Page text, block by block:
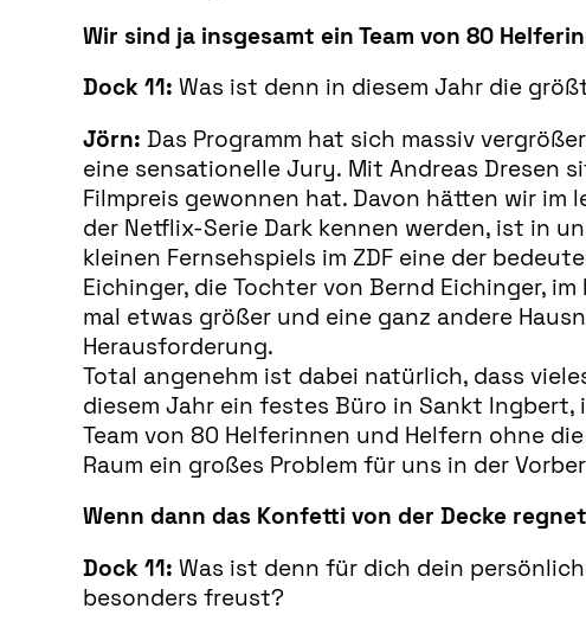
Wir sind ja insgesamt ein Team von 80
Dock 11: Was ist denn in diesem Jahr die
Jörn: Das Programm hat sich massiv
eine sensationelle Jury. Mit Andreas Dresen
Filmpreis gewonnen hat. Davon hätten wir
der Netflix-Serie Dark kennen werden, ist in
kleinen Fernsehspiels im ZDF eine der
Eichinger, die Tochter von Bernd Eichinger,
mal etwas größer und eine ganz andere
Herausforderung.
Total angenehm ist dabei natürlich, dass
diesem Jahr ein festes Büro in Sankt
Team von 80 Helferinnen und Helfern ohne
Raum ein großes Problem für uns in der
Wenn dann das Konfetti von der Decke
Dock 11: Was ist denn für dich dein
besonders freust?